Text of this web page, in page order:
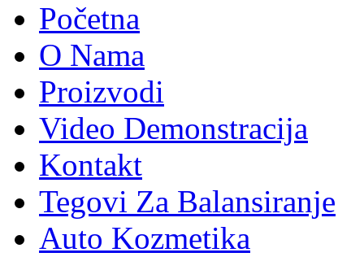
Početna
O Nama
Proizvodi
Video Demonstracija
Kontakt
Tegovi Za Balansiranje
Auto Kozmetika